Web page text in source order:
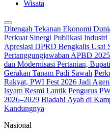
Wisata
Ditengah Tekanan Ekonomi
Perkuat Sinergi Publikasi Industri
Apresiasi DPRD Bengkalis Usai
Pertanggungjawaban APBD 2025
dan Modernisasi Pertanian,
Gerakan Tanam Padi Sawah
Rakyat, PWI Fest 2026 Jadi
Isyam Resmi Lantik Pengurus
2026–2029 Biadab! Ayah di
Kandungnya
Nasional